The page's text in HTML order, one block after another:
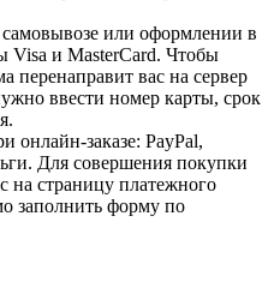
или оформлении в
Visa и MasterCard. Чтобы
перенаправит вас на сервер
ввести номер карты, срок
онлайн-заказе: PayPal,
Для совершения покупки
на страницу платежного
заполнить форму по